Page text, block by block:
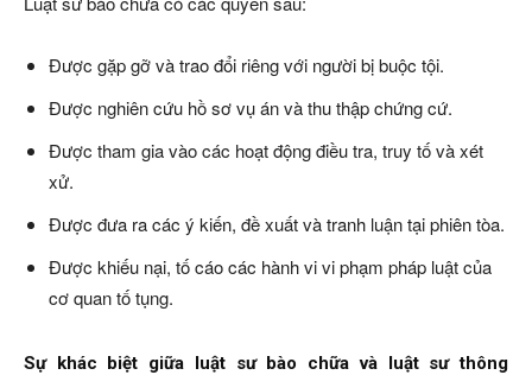
Được gặp gỡ và trao đổi riêng với người bị buộc tội.
Được nghiên cứu hồ sơ vụ án và thu thập chứng cứ.
Được tham gia vào các hoạt động điều tra, truy tố và xét
xử.
Được đưa ra các ý kiến, đề xuất và tranh luận tại phiên tòa.
Được khiếu nại, tố cáo các hành vi vi phạm pháp luật của
cơ quan tố tụng.
Sự khác biệt giữa luật sư bào chữa và luật sư thông